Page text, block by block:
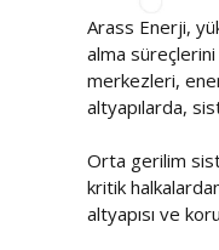
Arass Enerji,
kesintisiz
süreçlerini
kurallarına
Kurulan
Arass Enerji,
alma
merkezleri,
altyapılarda,
Orta gerilim
kritik
altyapısı ve
modern çevre
kampüs
aydınlatma
tabanlı, uzun
maliyetleri
Kurulum